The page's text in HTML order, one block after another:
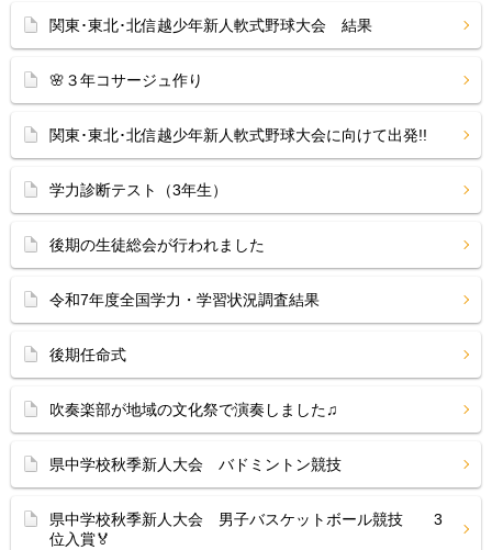
関東･東北･北信越少年新人軟式野球大会 結果
🌸３年コサージュ作り
関東･東北･北信越少年新人軟式野球大会に向けて出発!!
学力診断テスト（3年生）
後期の生徒総会が行われました
令和7年度全国学力・学習状況調査結果
後期任命式
吹奏楽部が地域の文化祭で演奏しました♫
県中学校秋季新人大会 バドミントン競技
県中学校秋季新人大会 男子バスケットボール競技 3
位入賞🏅